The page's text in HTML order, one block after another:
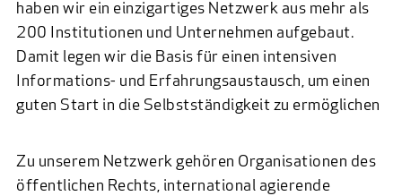
haben wir ein einzigartiges Netzwerk aus mehr als
200 Institutionen und Unternehmen aufgebaut.
Damit legen wir die Basis für einen intensiven
Informations- und Erfahrungsaustausch, um einen
guten Start in die Selbstständigkeit zu ermöglichen
Zu unserem Netzwerk gehören Organisationen des
öffentlichen Rechts, international agierende